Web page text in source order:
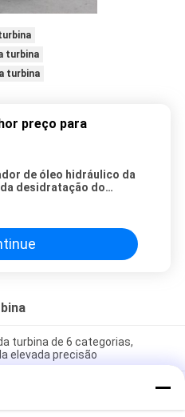
turbina
turbina
preço para
de óleo hidráulico da
desidratação do
turbina de 6 categorias,
elevada precisão
do sistema da
do vácuo